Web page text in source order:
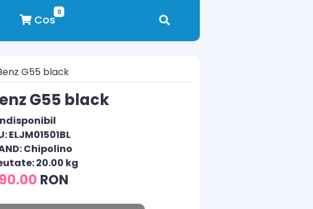
0
Cos
G55 black
G55 black
ELJM01501BL
Chipolino
20.00 kg
RON